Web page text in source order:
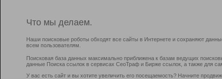
Что мы делаем.
Наши поисковые роботы обходят все сайты в Интернете и сохраняют
всем пользователям.
Поисковая база данных максимально приближена к базам ведущих
данные Поиска ссылок в сервисах СеоТраф и Бирже ссылок, а также для
У вас есть сайт и вы хотите увеличить его посещаемость? Начните